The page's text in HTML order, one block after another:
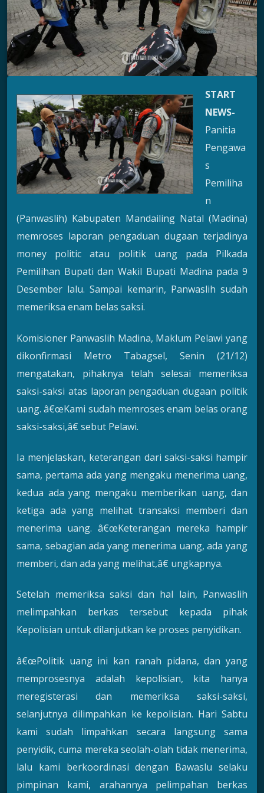
START
NEWS-
Panitia
Pengawa
s
Pemiliha
n
(Panwaslih) Kabupaten Mandailing Natal (Madina)
memroses laporan pengaduan dugaan terjadinya
money politic atau politik uang pada Pilkada
Pemilihan Bupati dan Wakil Bupati Madina pada 9
Desember lalu. Sampai kemarin, Panwaslih sudah
memeriksa enam belas saksi.
Komisioner Panwaslih Madina, Maklum Pelawi yang
dikonfirmasi Metro Tabagsel, Senin (21/12)
mengatakan, pihaknya telah selesai memeriksa
saksi-saksi atas laporan pengaduan dugaan politik
uang. â€œKami sudah memroses enam belas orang
saksi-saksi,â€ sebut Pelawi.
Ia menjelaskan, keterangan dari saksi-saksi hampir
sama, pertama ada yang mengaku menerima uang,
kedua ada yang mengaku memberikan uang, dan
ketiga ada yang melihat transaksi memberi dan
menerima uang. â€œKeterangan mereka hampir
sama, sebagian ada yang menerima uang, ada yang
memberi, dan ada yang melihat,â€ ungkapnya.
Setelah memeriksa saksi dan hal lain, Panwaslih
melimpahkan berkas tersebut kepada pihak
Kepolisian untuk dilanjutkan ke proses penyidikan.
â€œPolitik uang ini kan ranah pidana, dan yang
memprosesnya adalah kepolisian, kita hanya
meregisterasi dan memeriksa saksi-saksi,
selanjutnya dilimpahkan ke kepolisian. Hari Sabtu
kami sudah limpahkan secara langsung sama
penyidik, cuma mereka seolah-olah tidak menerima,
lalu kami berkoordinasi dengan Bawaslu selaku
pimpinan kami, arahannya pelimpahan berkas